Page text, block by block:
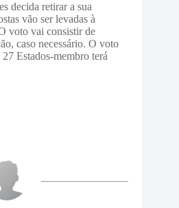
decida retirar a sua
vão ser levadas à
voto vai consistir de
caso necessário. O voto
Estados-membro terá